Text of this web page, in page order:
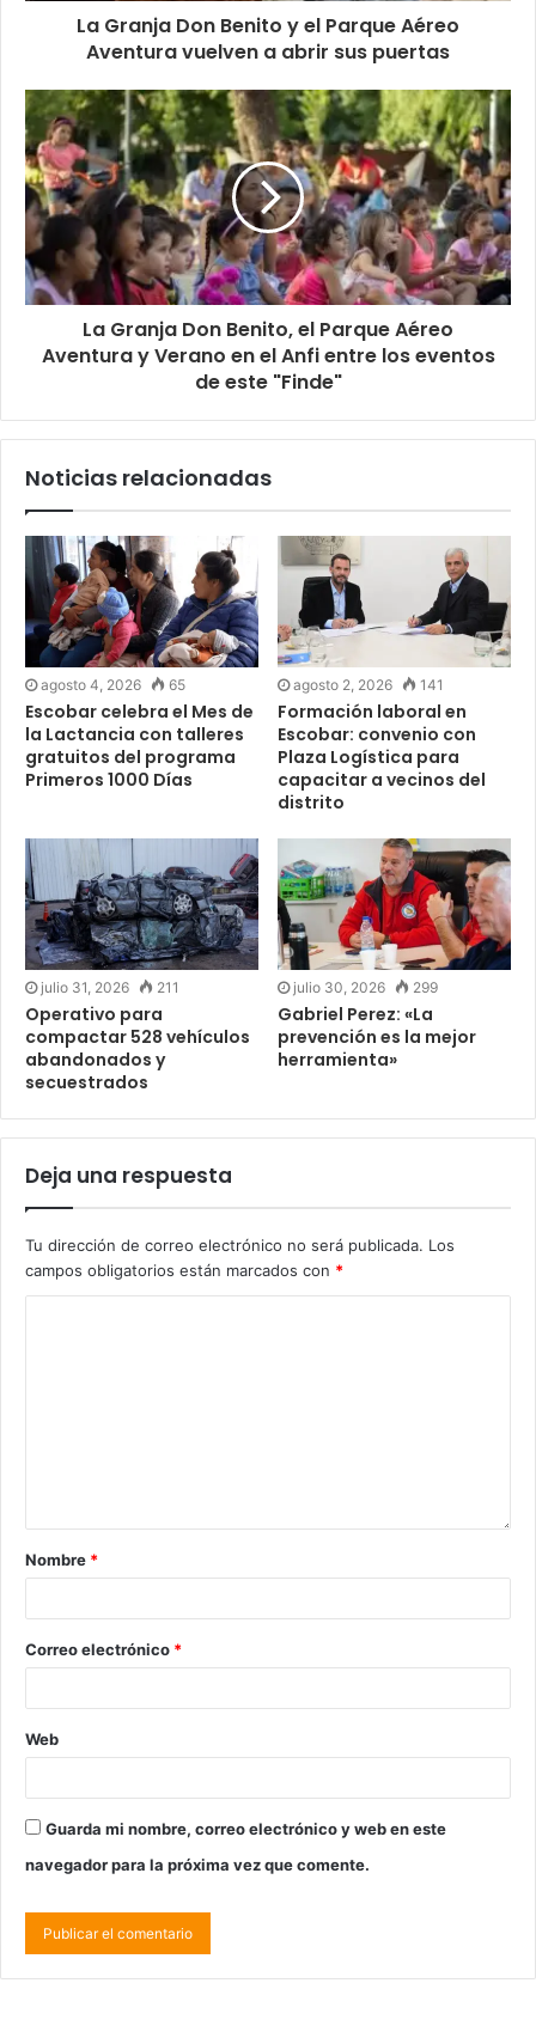
La Granja Don Benito y el Parque Aéreo
Aventura vuelven a abrir sus puertas
La Granja Don Benito, el Parque Aéreo
Aventura y Verano en el Anfi entre los eventos
de este "Finde"
Noticias relacionadas
agosto 4, 2026 65
Escobar celebra el Mes de
la Lactancia con talleres
gratuitos del programa
Primeros 1000 Días
agosto 2, 2026 141
Formación laboral en
Escobar: convenio con
Plaza Logística para
capacitar a vecinos del
distrito
julio 31, 2026 211
Operativo para
compactar 528 vehículos
abandonados y
secuestrados
julio 30, 2026 299
Gabriel Perez: «La
prevención es la mejor
herramienta»
Deja una respuesta
Tu dirección de correo electrónico no será publicada. Los
campos obligatorios están marcados con *
Nombre *
Correo electrónico *
Web
Guarda mi nombre, correo electrónico y web en este
navegador para la próxima vez que comente.